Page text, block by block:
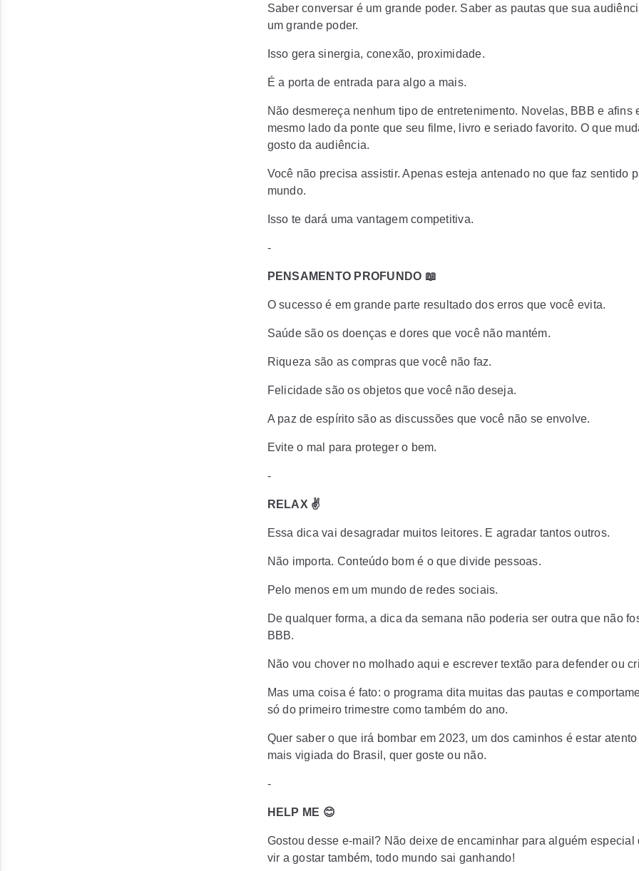
Saber conversar é um grande poder. Saber as pautas que sua
um grande poder.
Isso gera sinergia, conexão, proximidade.
É a porta de entrada para algo a mais.
Não desmereça nenhum tipo de entretenimento. Novelas, BBB e afins
mesmo lado da ponte que seu filme, livro e seriado favorito. O que
gosto da audiência.
Você não precisa assistir. Apenas esteja antenado no que faz sentido
mundo.
Isso te dará uma vantagem competitiva.
-
PENSAMENTO PROFUNDO 📖
O sucesso é em grande parte resultado dos erros que você evita.
Saúde são os doenças e dores que você não mantém.
Riqueza são as compras que você não faz.
Felicidade são os objetos que você não deseja.
A paz de espírito são as discussões que você não se envolve.
Evite o mal para proteger o bem.
-
RELAX ✌️
Essa dica vai desagradar muitos leitores. E agradar tantos outros.
Não importa. Conteúdo bom é o que divide pessoas.
Pelo menos em um mundo de redes sociais.
De qualquer forma, a dica da semana não poderia ser outra que não
BBB.
Não vou chover no molhado aqui e escrever textão para defender ou
Mas uma coisa é fato: o programa dita muitas das pautas e
só do primeiro trimestre como também do ano.
Quer saber o que irá bombar em 2023, um dos caminhos é estar
mais vigiada do Brasil, quer goste ou não.
-
HELP ME 😊
Gostou desse e-mail? Não deixe de encaminhar para alguém especial
vir a gostar também, todo mundo sai ganhando!